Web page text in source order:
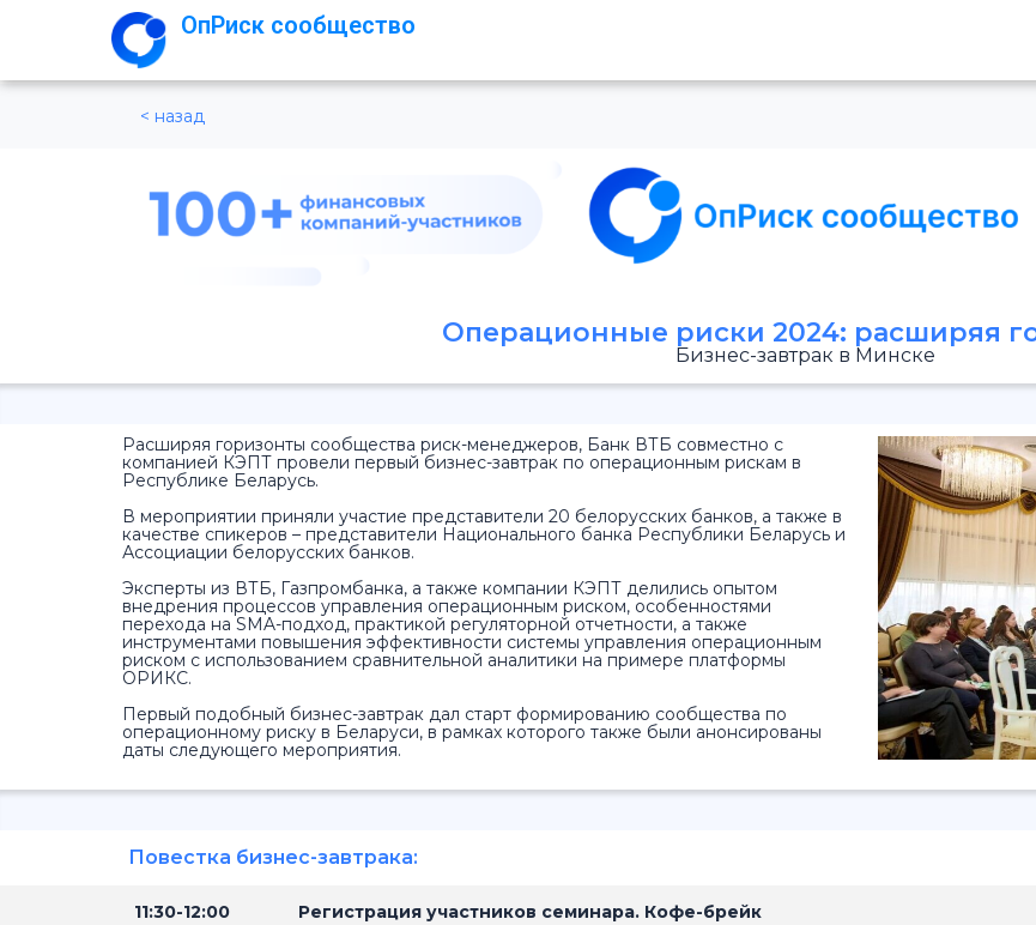
ОпРиск сообщество
< назад
Операционные риски 2024: расширяя
Бизнес-завтрак в Минске
Расширяя горизонты сообщества риск-менеджеров, Банк ВТБ совместно с
компанией КЭПТ провели первый бизнес-завтрак по операционным рискам в
Республике Беларусь.
В мероприятии приняли участие представители 20 белорусских банков, а также в
качестве спикеров – представители Национального банка Республики Беларусь и
Ассоциации белорусских банков.
Эксперты из ВТБ, Газпромбанка, а также компании КЭПТ делились опытом
внедрения процессов управления операционным риском, особенностями
перехода на SMA-подход, практикой регуляторной отчетности, а также
инструментами повышения эффективности системы управления операционным
риском с использованием сравнительной аналитики на примере платформы
ОРИКС.
Первый подобный бизнес-завтрак дал старт формированию сообщества по
операционному риску в Беларуси, в рамках которого также были анонсированы
даты следующего мероприятия.
Повестка бизнес-завтрака:
11:30-12:00 Регистрация участников семинара. Кофе-брейк